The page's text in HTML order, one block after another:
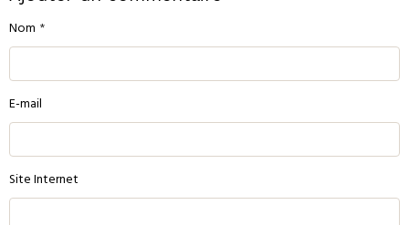
Nom
E-mail
Site Internet